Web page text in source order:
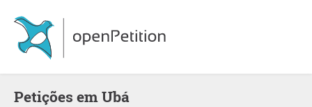
Petições em Ubá